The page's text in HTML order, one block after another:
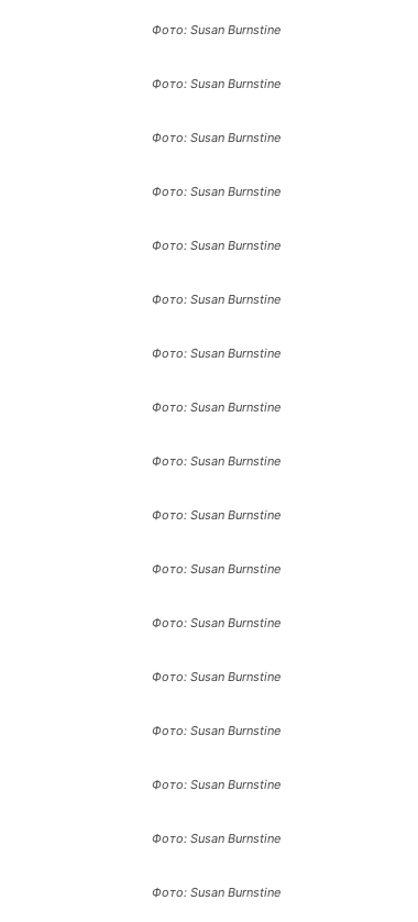
Фото: Susan Burnstine
Фото: Susan Burnstine
Фото: Susan Burnstine
Фото: Susan Burnstine
Фото: Susan Burnstine
Фото: Susan Burnstine
Фото: Susan Burnstine
Фото: Susan Burnstine
Фото: Susan Burnstine
Фото: Susan Burnstine
Фото: Susan Burnstine
Фото: Susan Burnstine
Фото: Susan Burnstine
Фото: Susan Burnstine
Фото: Susan Burnstine
Фото: Susan Burnstine
Фото: Susan Burnstine